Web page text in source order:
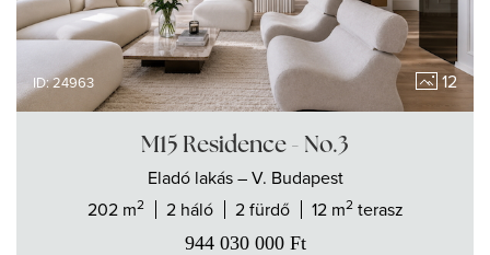
ID: 24963 12
M15 Residence - No.3
Eladó lakás – V. Budapest
202 m2 2 háló 2 fürdő 12 m2terasz
944 030 000 Ft